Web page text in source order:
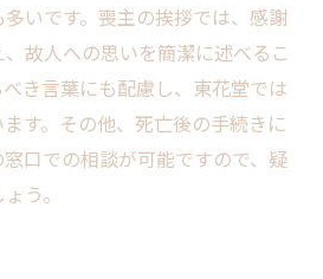
いです。喪主の挨拶では、感謝
故人への思いを簡潔に述べるこ
き言葉にも配慮し、東花堂では
す。その他、死亡後の手続きに
口での相談が可能ですので、疑
う。